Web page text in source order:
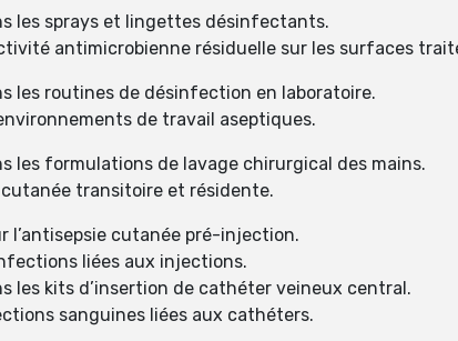
les sprays et lingettes désinfectants.
antimicrobienne résiduelle sur les surfaces
les routines de désinfection en laboratoire.
de travail aseptiques.
les formulations de lavage chirurgical des mains.
transitoire et résidente.
l’antisepsie cutanée pré-injection.
liées aux injections.
les kits d’insertion de cathéter veineux central.
sanguines liées aux cathéters.